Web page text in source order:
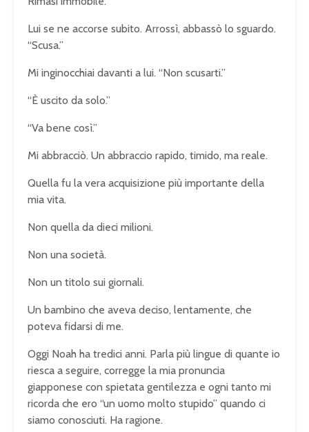
Lui se ne accorse subito. Arrossì, abbassò lo sguardo.
“Scusa.”
Mi inginocchiai davanti a lui. “Non scusarti.”
“È uscito da solo.”
“Va bene così.”
Mi abbracciò. Un abbraccio rapido, timido, ma reale.
Quella fu la vera acquisizione più importante della
mia vita.
Non quella da dieci milioni.
Non una società.
Non un titolo sui giornali.
Un bambino che aveva deciso, lentamente, che
poteva fidarsi di me.
Oggi Noah ha tredici anni. Parla più lingue di quante io
riesca a seguire, corregge la mia pronuncia
giapponese con spietata gentilezza e ogni tanto mi
ricorda che ero “un uomo molto stupido” quando ci
siamo conosciuti. Ha ragione.